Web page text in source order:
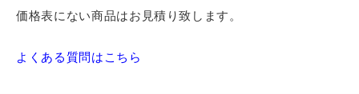
価格表にない商品はお見積り致します。
よくある質問はこちら